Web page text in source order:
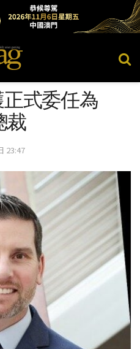
正式委任為
裁
23:47